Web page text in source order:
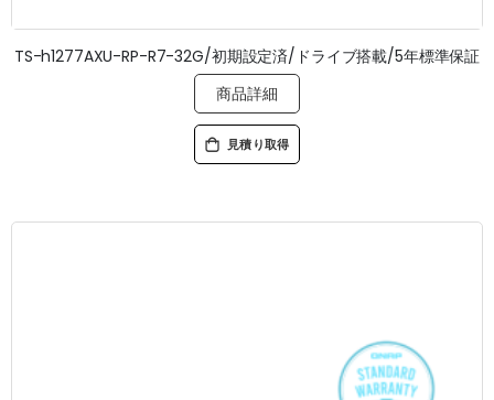
TS-h1277AXU-RP-R7-32G/初期設定済/ドライブ搭載/5年標準保証
商品詳細
見積り取得